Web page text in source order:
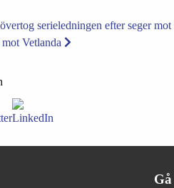
serieledningen efter seger mot
Vetlanda